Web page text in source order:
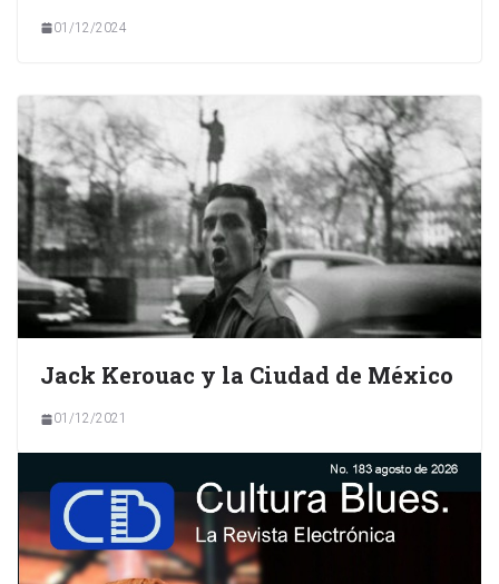
01/12/2024
Jack Kerouac y la Ciudad de México
01/12/2021